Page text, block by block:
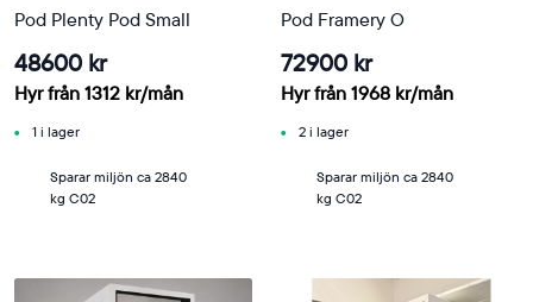
Pod Plenty Pod Small
48600 kr
Hyr från 1312 kr/mån
1 i lager
Sparar miljön ca 2840
kg C02
Pod Framery O
72900 kr
Hyr från 1968 kr/mån
2 i lager
Sparar miljön ca 2840
kg C02